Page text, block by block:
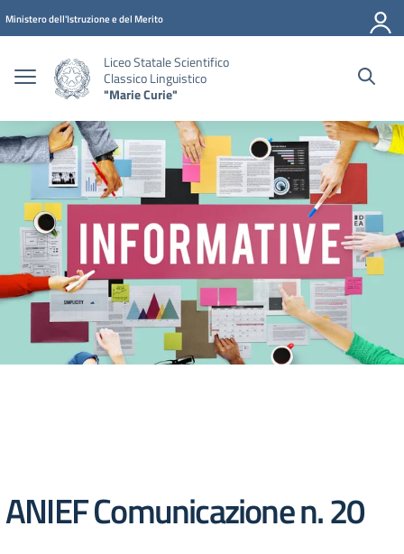
Vai ai contenuti
Vai al menu di navigazione
Vai al footer
Ministero dell'Istruzione e del Merito
Liceo Statale Scientifico
Classico Linguistico
"Marie Curie"
ANIEF Comunicazione n. 20